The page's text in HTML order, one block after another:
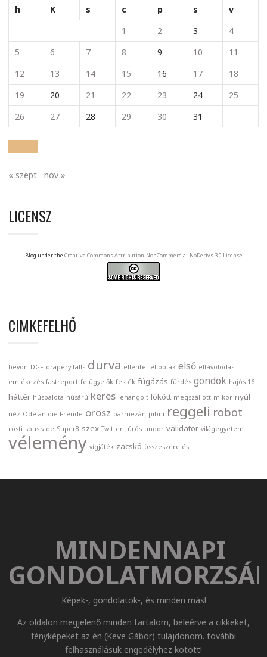
h
K s c p s
v
1
2 3
4
5
6 7 8 9 10
11
12
13 14 15 16 17
18
19
20 21 22 23 24
25
26
27 28 29 30 31
« szept nov »
LICENSZ
Blog under the Creative Commons Attribution-NonCommercial-NoDerivs 3.0 License
CIMKEFELHŐ
bevon DGF drapery falls durva ellenfél ellopták első eltávolodás
emlékezés fastreport felügyelők festék fúgázás fürdés gondok hajós 16
háttér húspalota húsárú keres lehangolt lökött megszállott mikor nyúl
néz Ode an die Freude orosz parmezán pibni reggeli robot
rösti sous vide Super8 szex Twitter túrós undor validator világegyetem
vélemény vígjáték zacskó összeszerelés
MINDENNAPI
Képek-, gondolatok-, és minden más!
Az oldalon megjelenő minden tartalom, beleérve a cikkeket,
fényképeket az én (Keve Gábor) tulajdonom. további
felhasználásuk engedélyhez kötött!